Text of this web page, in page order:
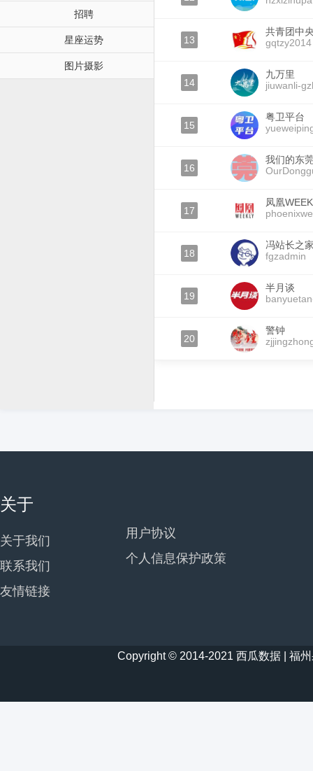
招聘
星座运势
图片摄影
13
共青团中
gqtzy2014
14
九万里
jiuwanli-
15
粤卫平台
16
我们的东
17
凤凰
18
冯站长之
fgzadmin
19
半月谈
20
警钟
关于
关于我们
联系我们
友情链接
用户协议
个人信息保护政策
Copyright © 2014-2021 西瓜数据 | 福